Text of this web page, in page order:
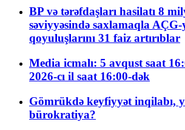
BP və tərəfdaşları hasilatı 8
səviyyəsində saxlamaqla
qoyuluşlarını 31 faiz artırıblar
Media icmalı: 5 avqust saat
2026-cı il saat 16:00-dək
Gömrükdə keyfiyyət inqilabı,
bürokratiya?